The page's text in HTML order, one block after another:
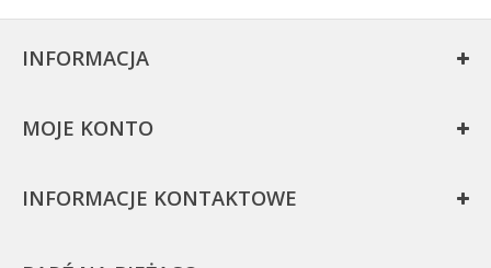
INFORMACJA
MOJE KONTO
INFORMACJE KONTAKTOWE